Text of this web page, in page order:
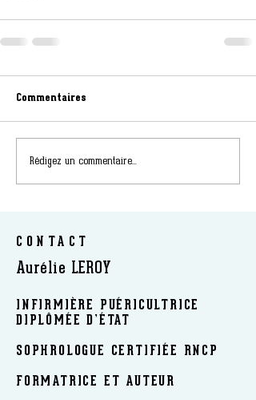
Commentaires
Rédigez un commentaire...
CONTACT
Aurélie LEROY
INFIRMIÈRE PUÉRICULTRICE
DIPLÔMÉE D’ÉTAT
SOPHROLOGUE CERTIFIÉE RNCP
FORMATRICE ET AUTEUR